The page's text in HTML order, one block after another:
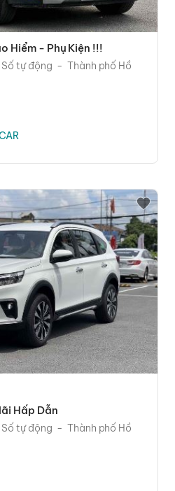
Hiểm - Phụ Kiện !!!
Số tự động
Thành phố Hồ
Hấp Dẫn
Số tự động
Thành phố Hồ